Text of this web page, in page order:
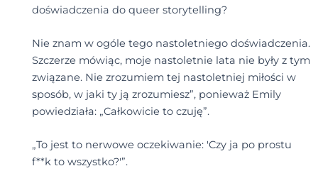
doświadczenia do queer storytelling?
Nie znam w ogóle tego nastoletniego doświadczenia.
Szczerze mówiąc, moje nastoletnie lata nie były z tym
związane. Nie zrozumiem tej nastoletniej miłości w
sposób, w jaki ty ją zrozumiesz”, ponieważ Emily
powiedziała: „Całkowicie to czuję”.
„To jest to nerwowe oczekiwanie: 'Czy ja po prostu
f**k to wszystko?'”.